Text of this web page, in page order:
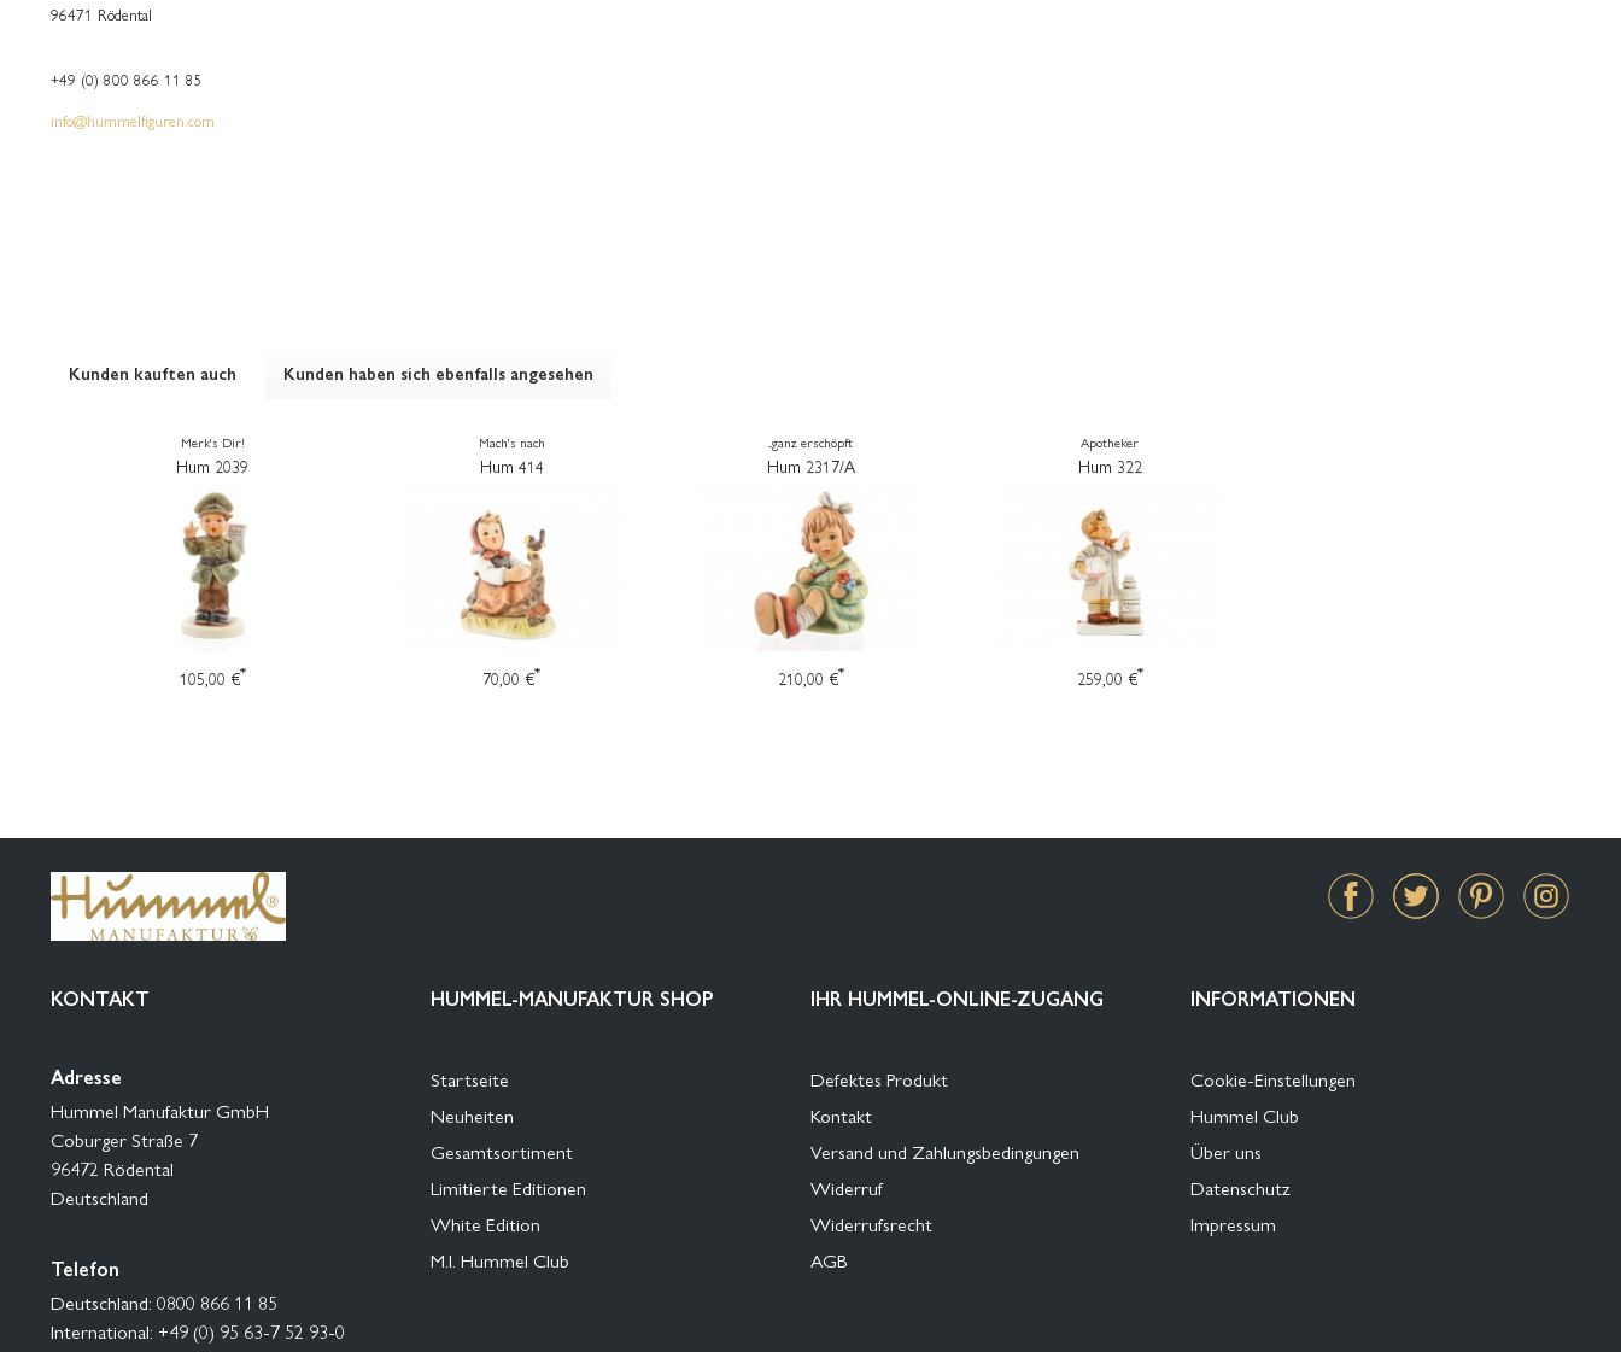
96471 Rödental
+49 (0) 800 866 11 85
info@hummelfiguren.com
Kunden kauften auch Kunden haben sich ebenfalls angesehen
Merk's Dir!
Hum 2039
105,00 €*
Mach's nach
Hum 414
70,00 €*
...ganz erschöpft
Hum 2317/A
210,00 €*
Apotheker
Hum 322
259,00 €*
KONTAKT
Adresse
Hummel Manufaktur GmbH
Coburger Straße 7
96472 Rödental
Deutschland
Telefon
Deutschland: 0800 866 11 85
International: +49 (0) 95 63-7 52 93-0
HUMMEL-MANUFAKTUR SHOP
Startseite
Neuheiten
Gesamtsortiment
Limitierte Editionen
White Edition
M.I. Hummel Club
IHR HUMMEL-ONLINE-ZUGANG
Defektes Produkt
Kontakt
Versand und Zahlungsbedingungen
Widerruf
Widerrufsrecht
AGB
INFORMATIONEN
Cookie-Einstellungen
Hummel Club
Über uns
Datenschutz
Impressum